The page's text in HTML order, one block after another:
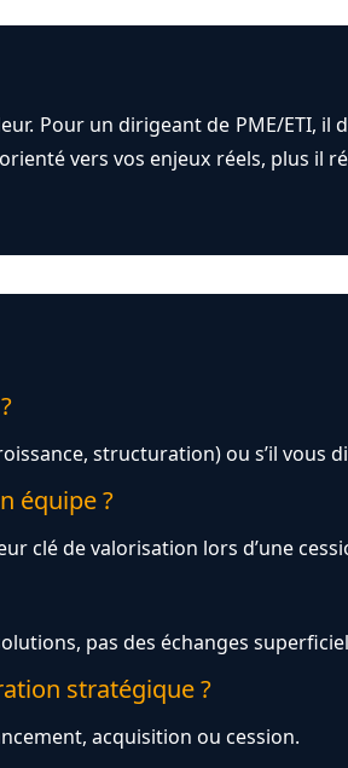
Pour un dirigeant de PME/ETI, il
vers vos enjeux réels, plus il
structuration) ou s’il vous
équipe ?
clé de valorisation lors d’une
pas des échanges
stratégique ?
acquisition ou cession.